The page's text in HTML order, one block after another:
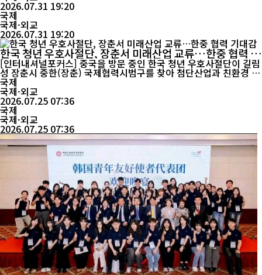
이를 '중국 영토에 남은 유일한 외국 군대'라고 부른다. 다만 엄밀히
는 미국 해병대 소속 경비요원으로 구성된 외교공관 ...
2026.07.31 19:20
국제
국제·외교
2026.07.31 19:20
한국 청년 우호사절단, 장춘서 미래산업 교류…한중 협력 기
대감
[인터내셔널포커스] 중국을 방문 중인 한국 청년 우호사절단이 길림
성 장춘시 중한(장춘) 국제협력시범구를 찾아 첨단산업과 친환경 에
너지, 스마트 물류시설을 둘러보며 미래 협력 가능성을 모색했다. 산
업 현장과 대학을 잇달아 방문한 대표단은 인공지능(AI)과 신재생에
너지 등 미래 산업을 주제로 교류하며 한중 청년 협력의 새로운 접점
국제
국제·외교
2026.07.25 07:36
국제
국제·외교
2026.07.25 07:36